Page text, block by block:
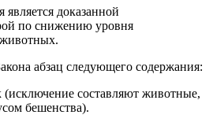
является доказанной
по снижению уровня
животных.
абзац следующего содержания:
(исключение составляют животные,
бешенства).